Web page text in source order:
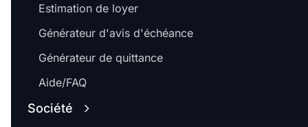
Estimation de loyer
Générateur d'avis d'échéance
Générateur de quittance
Aide/FAQ
Société